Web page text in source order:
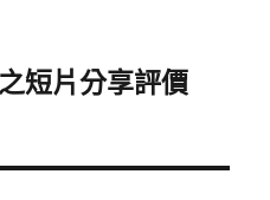
短片分享評價